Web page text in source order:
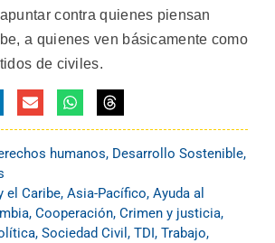
contra quienes piensan
a quienes ven básicamente como
de civiles.
humanos, Desarrollo Sostenible,
el Caribe, Asia-Pacífico, Ayuda al
, Cooperación, Crimen y justicia,
, Sociedad Civil , TDI, Trabajo,